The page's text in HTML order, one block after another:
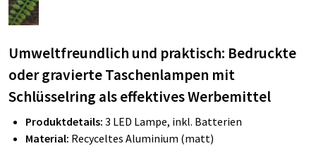
Umweltfreundlich und praktisch: Bedruckte
oder gravierte Taschenlampen mit
Schlüsselring als effektives Werbemittel
Produktdetails: 3 LED Lampe, inkl. Batterien
Material: Recyceltes Aluminium (matt)